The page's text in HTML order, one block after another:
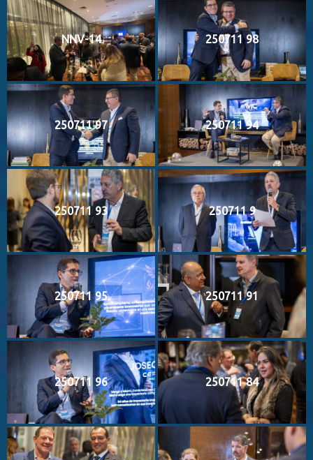
NNV-14 250711 98
250711 97 250711 94
250711 93 250711 9
250711 95 250711 91
250711 96 250711 84